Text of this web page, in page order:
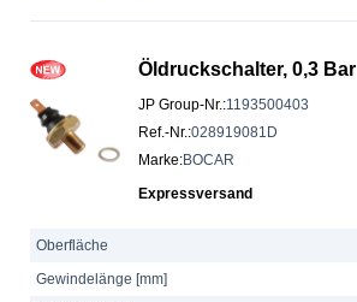
Öldruckschalter, 0,3 Bar
JP Group-Nr.:1193500403
Ref.-Nr.:028919081D
Marke:BOCAR
Expressversand
Oberfläche
Gewindelänge [mm]